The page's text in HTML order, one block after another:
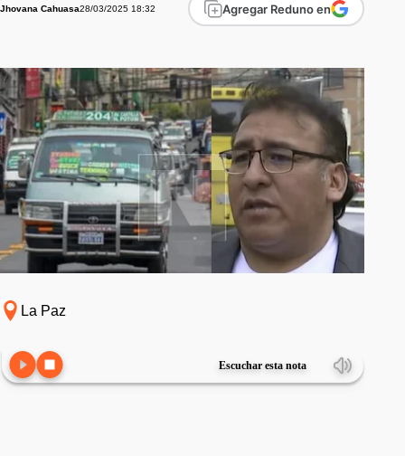
Jhovana Cahuasa28/03/2025 18:32 Agregar Reduno en
La Paz
Escuchar esta nota